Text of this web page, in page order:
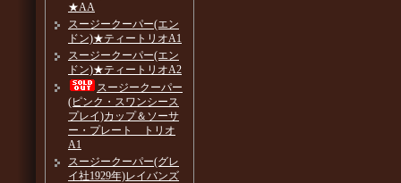
★AA
スージークーパー(エン
ドン)★ティートリオA1
スージークーパー(エン
ドン)★ティートリオA2
スージークーパー
(ピンク・スワンシース
プレイ)カップ＆ソーサ
ー・プレート トリオ
A1
スージークーパー(グレ
イ社1929年)レイバンズ